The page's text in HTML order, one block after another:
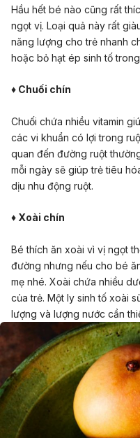
Hầu hết bé nào cũng rất
ngọt vị. Loại quả này rất
năng lượng cho trẻ nhanh
hoặc bỏ hạt ép sinh tố
♦ Chuối chín
Chuối chứa nhiều vitamin
các vi khuẩn có lợi trong
quan đến đường ruột
mỗi ngày sẽ giúp trẻ tiêu
dịu nhu động ruột.
♦ Xoài chín
Bé thích ăn xoài vì vị ngọt
đường nhưng nếu cho bé
mẹ nhé. Xoài chứa nhiều
của trẻ. Một ly sinh tố xoài
lượng và lượng nước cần